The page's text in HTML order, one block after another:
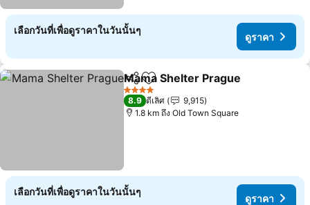
เลือกวันที่เพื่อดูราคาในวันนั้นๆ
ดูราคา
แชร์ เพิ่มในรายการโปรด
Mama Shelter Prague
4 ดาว
8.9 ดีเลิศ
9,915
1.8 km ถึง Old Town Square
เลือกวันที่เพื่อดูราคาในวันนั้นๆ
ดูราคา